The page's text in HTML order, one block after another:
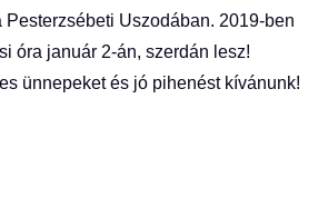
Uszodában. 2019-ben
óra január 2-án, szerdán lesz!
ünnepeket és jó pihenést kívánunk!